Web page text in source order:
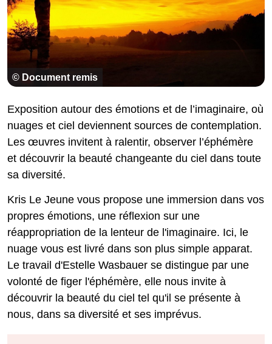
© Document remis
Exposition autour des émotions et de l’imaginaire, où
nuages et ciel deviennent sources de contemplation.
Les œuvres invitent à ralentir, observer l’éphémère
et découvrir la beauté changeante du ciel dans toute
sa diversité.
Kris Le Jeune vous propose une immersion dans vos
propres émotions, une réflexion sur une
réappropriation de la lenteur de l'imaginaire. Ici, le
nuage vous est livré dans son plus simple apparat.
Le travail d'Estelle Wasbauer se distingue par une
volonté de figer l'éphémère, elle nous invite à
découvrir la beauté du ciel tel qu'il se présente à
nous, dans sa diversité et ses imprévus.